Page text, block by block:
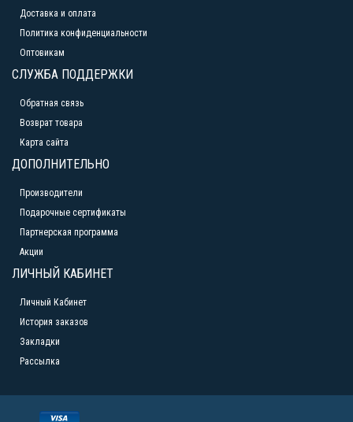
Доставка и оплата
Политика конфиденциальности
Оптовикам
СЛУЖБА ПОДДЕРЖКИ
Обратная связь
Возврат товара
Карта сайта
ДОПОЛНИТЕЛЬНО
Производители
Подарочные сертификаты
Партнерская программа
Акции
ЛИЧНЫЙ КАБИНЕТ
Личный Кабинет
История заказов
Закладки
Рассылка